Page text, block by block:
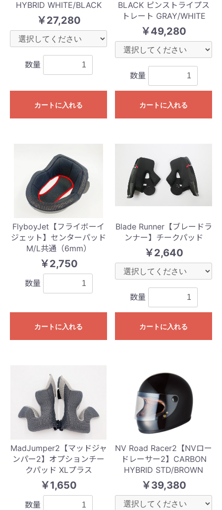
HYBRID WHITE/BLACK
￥27,280
数量
カートに入れる
BLACK ピンストライプス
トレート GRAY/WHITE
￥49,280
数量
カートに入れる
FlyboyJet【フライボーイ
ジェット】センターパッド
M/L共通（6mm）
￥2,750
数量
カートに入れる
Blade Runner【ブレードラ
ンナー】チークパッド
￥2,640
数量
カートに入れる
MadJumper2【マッドジャ
ンパー2】オプションチー
クパッド XLプラス
￥1,650
数量
NV Road Racer2【NVロー
ドレーサー2】CARBON
HYBRID STD/BROWN
￥39,380